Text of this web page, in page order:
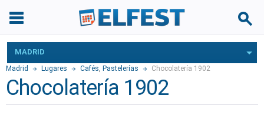
MADRID
Madrid Lugares Cafés, Pastelerías Chocolatería 1902
Chocolatería 1902